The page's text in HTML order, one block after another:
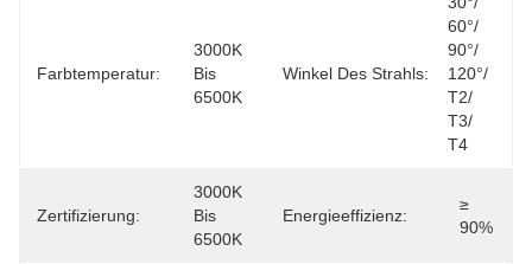
Farbtemperatur:
3000K
Bis
6500K
Winkel Des Strahls:
60°/
90°/
120°/
T2/
T3/
T4
Zertifizierung:
3000K
Bis
6500K
Energieeffizienz:
≥
90%